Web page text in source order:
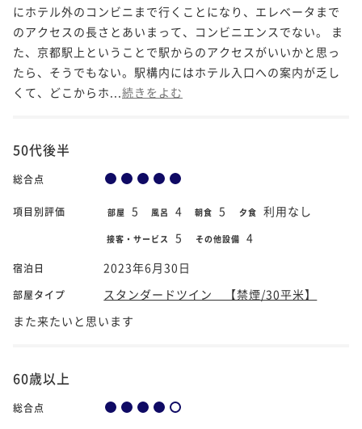
にホテル外のコンビニまで行くことになり、エレベータまで
のアクセスの長さとあいまって、コンビニエンスでない。 ま
た、京都駅上ということで駅からのアクセスがいいかと思っ
たら、そうでもない。駅構内にはホテル入口への案内が乏し
くて、どこからホ... 続きをよむ
50代後半
総合点
項目別評価 部屋 5 風呂 4 朝食 5 夕食 利用なし
接客・サービス 5 その他設備 4
宿泊日 2023年6月30日
部屋タイプ
スタンダードツイン 【禁煙/30平米】
また来たいと思います
60歳以上
総合点